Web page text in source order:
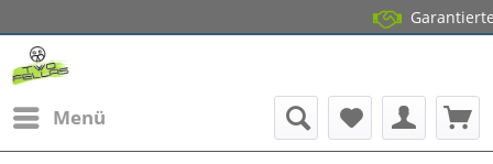
14 Tage
Garantierter
Menü